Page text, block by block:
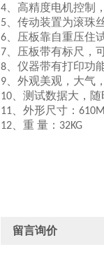
4 高精度电机控制
5 、传动装置为滚珠
6 、压板靠自重压住
7 、压板带有标尺，
8 、仪器带有打印功
9 外观美观，大气
10 、测试数据大，
11 、外形尺寸： 61
12 、重 量： 32KG
留言询价